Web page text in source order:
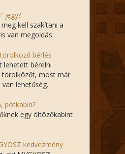
jegy?
kell szakítani a
van megoldás.
bérlés
lehetett bérelni
törölközőt, most már
lehetőség.
pótkabin?
egy öltözőkabint
kedvezmény